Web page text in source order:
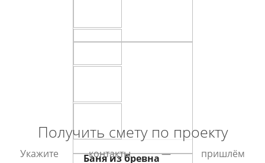
Баня из бревна
Получить смету по проекту
Укажите контакты — пришлём